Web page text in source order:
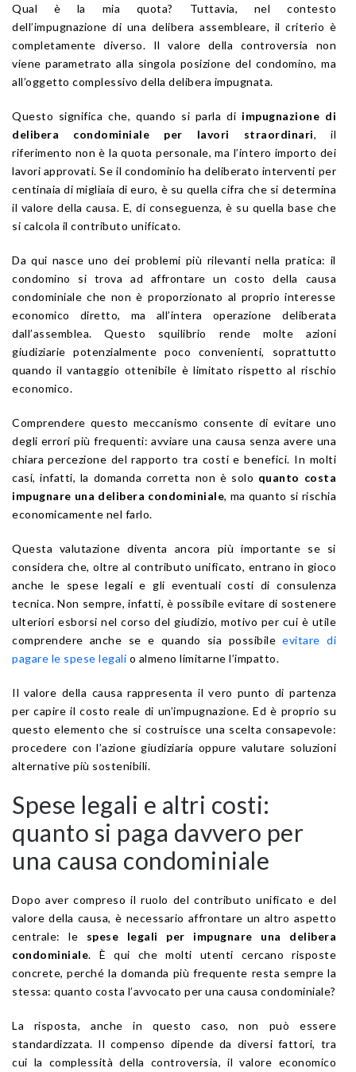
Qual è la mia quota? Tuttavia, nel contesto
dell’impugnazione di una delibera assembleare, il criterio è
completamente diverso. Il valore della controversia non
viene parametrato alla singola posizione del condomino, ma
all’oggetto complessivo della delibera impugnata.
Questo significa che, quando si parla di impugnazione di
delibera condominiale per lavori straordinari, il
riferimento non è la quota personale, ma l’intero importo dei
lavori approvati. Se il condominio ha deliberato interventi per
centinaia di migliaia di euro, è su quella cifra che si determina
il valore della causa. E, di conseguenza, è su quella base che
si calcola il contributo unificato.
Da qui nasce uno dei problemi più rilevanti nella pratica: il
condomino si trova ad affrontare un costo della causa
condominiale che non è proporzionato al proprio interesse
economico diretto, ma all’intera operazione deliberata
dall’assemblea. Questo squilibrio rende molte azioni
giudiziarie potenzialmente poco convenienti, soprattutto
quando il vantaggio ottenibile è limitato rispetto al rischio
economico.
Comprendere questo meccanismo consente di evitare uno
degli errori più frequenti: avviare una causa senza avere una
chiara percezione del rapporto tra costi e benefici. In molti
casi, infatti, la domanda corretta non è solo quanto costa
impugnare una delibera condominiale, ma quanto si rischia
economicamente nel farlo.
Questa valutazione diventa ancora più importante se si
considera che, oltre al contributo unificato, entrano in gioco
anche le spese legali e gli eventuali costi di consulenza
tecnica. Non sempre, infatti, è possibile evitare di sostenere
ulteriori esborsi nel corso del giudizio, motivo per cui è utile
comprendere anche se e quando sia possibileevitare di
pagare le spese legali o almeno limitarne l’impatto.
Il valore della causa rappresenta il vero punto di partenza
per capire il costo reale di un’impugnazione. Ed è proprio su
questo elemento che si costruisce una scelta consapevole:
procedere con l’azione giudiziaria oppure valutare soluzioni
alternative più sostenibili.
Spese legali e altri costi:
quanto si paga davvero per
una causa condominiale
Dopo aver compreso il ruolo del contributo unificato e del
valore della causa, è necessario affrontare un altro aspetto
centrale: le spese legali per impugnare una delibera
condominiale. È qui che molti utenti cercano risposte
concrete, perché la domanda più frequente resta sempre la
stessa: quanto costa l’avvocato per una causa condominiale?
La risposta, anche in questo caso, non può essere
standardizzata. Il compenso dipende da diversi fattori, tra
cui la complessità della controversia, il valore economico